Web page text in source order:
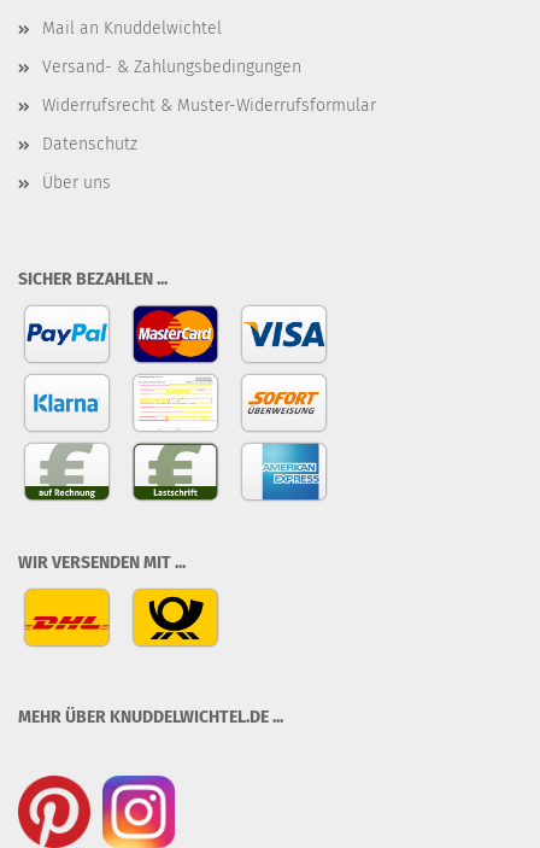
Mail an Knuddelwichtel
Versand- & Zahlungsbedingungen
Widerrufsrecht & Muster-Widerrufsformular
Datenschutz
Über uns
SICHER BEZAHLEN ...
WIR VERSENDEN MIT ...
MEHR ÜBER KNUDDELWICHTEL.DE ...